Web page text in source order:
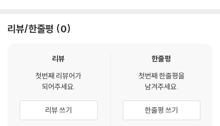
리뷰/한줄평 0
리뷰
첫번째 리뷰어가
되어주세요.
리뷰 쓰기
한줄평
첫번째 한줄평을
남겨주세요.
한줄평 쓰기